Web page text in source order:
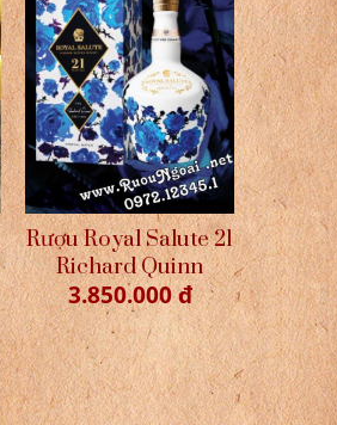
Rượu Royal Salute 21
Richard Quinn
3.850.000 đ